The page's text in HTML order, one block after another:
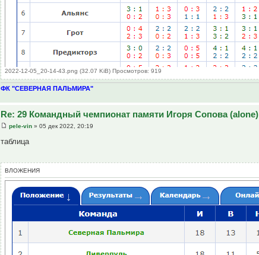
2022-12-05_20-14-43.png (32.07 KiB) Просмотров: 919
ФК "СЕВЕРНАЯ ПАЛЬМИРА"
Re: 29 Командный чемпионат памяти Игоря Сопова (alone)
pele-vin » 05 дек 2022, 20:19
таблица
ВЛОЖЕНИЯ